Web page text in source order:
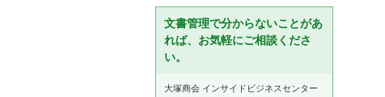
文書管理で分からないことがあ
れば、お気軽にご相談くださ
い。
大塚商会 インサイドビジネスセンター